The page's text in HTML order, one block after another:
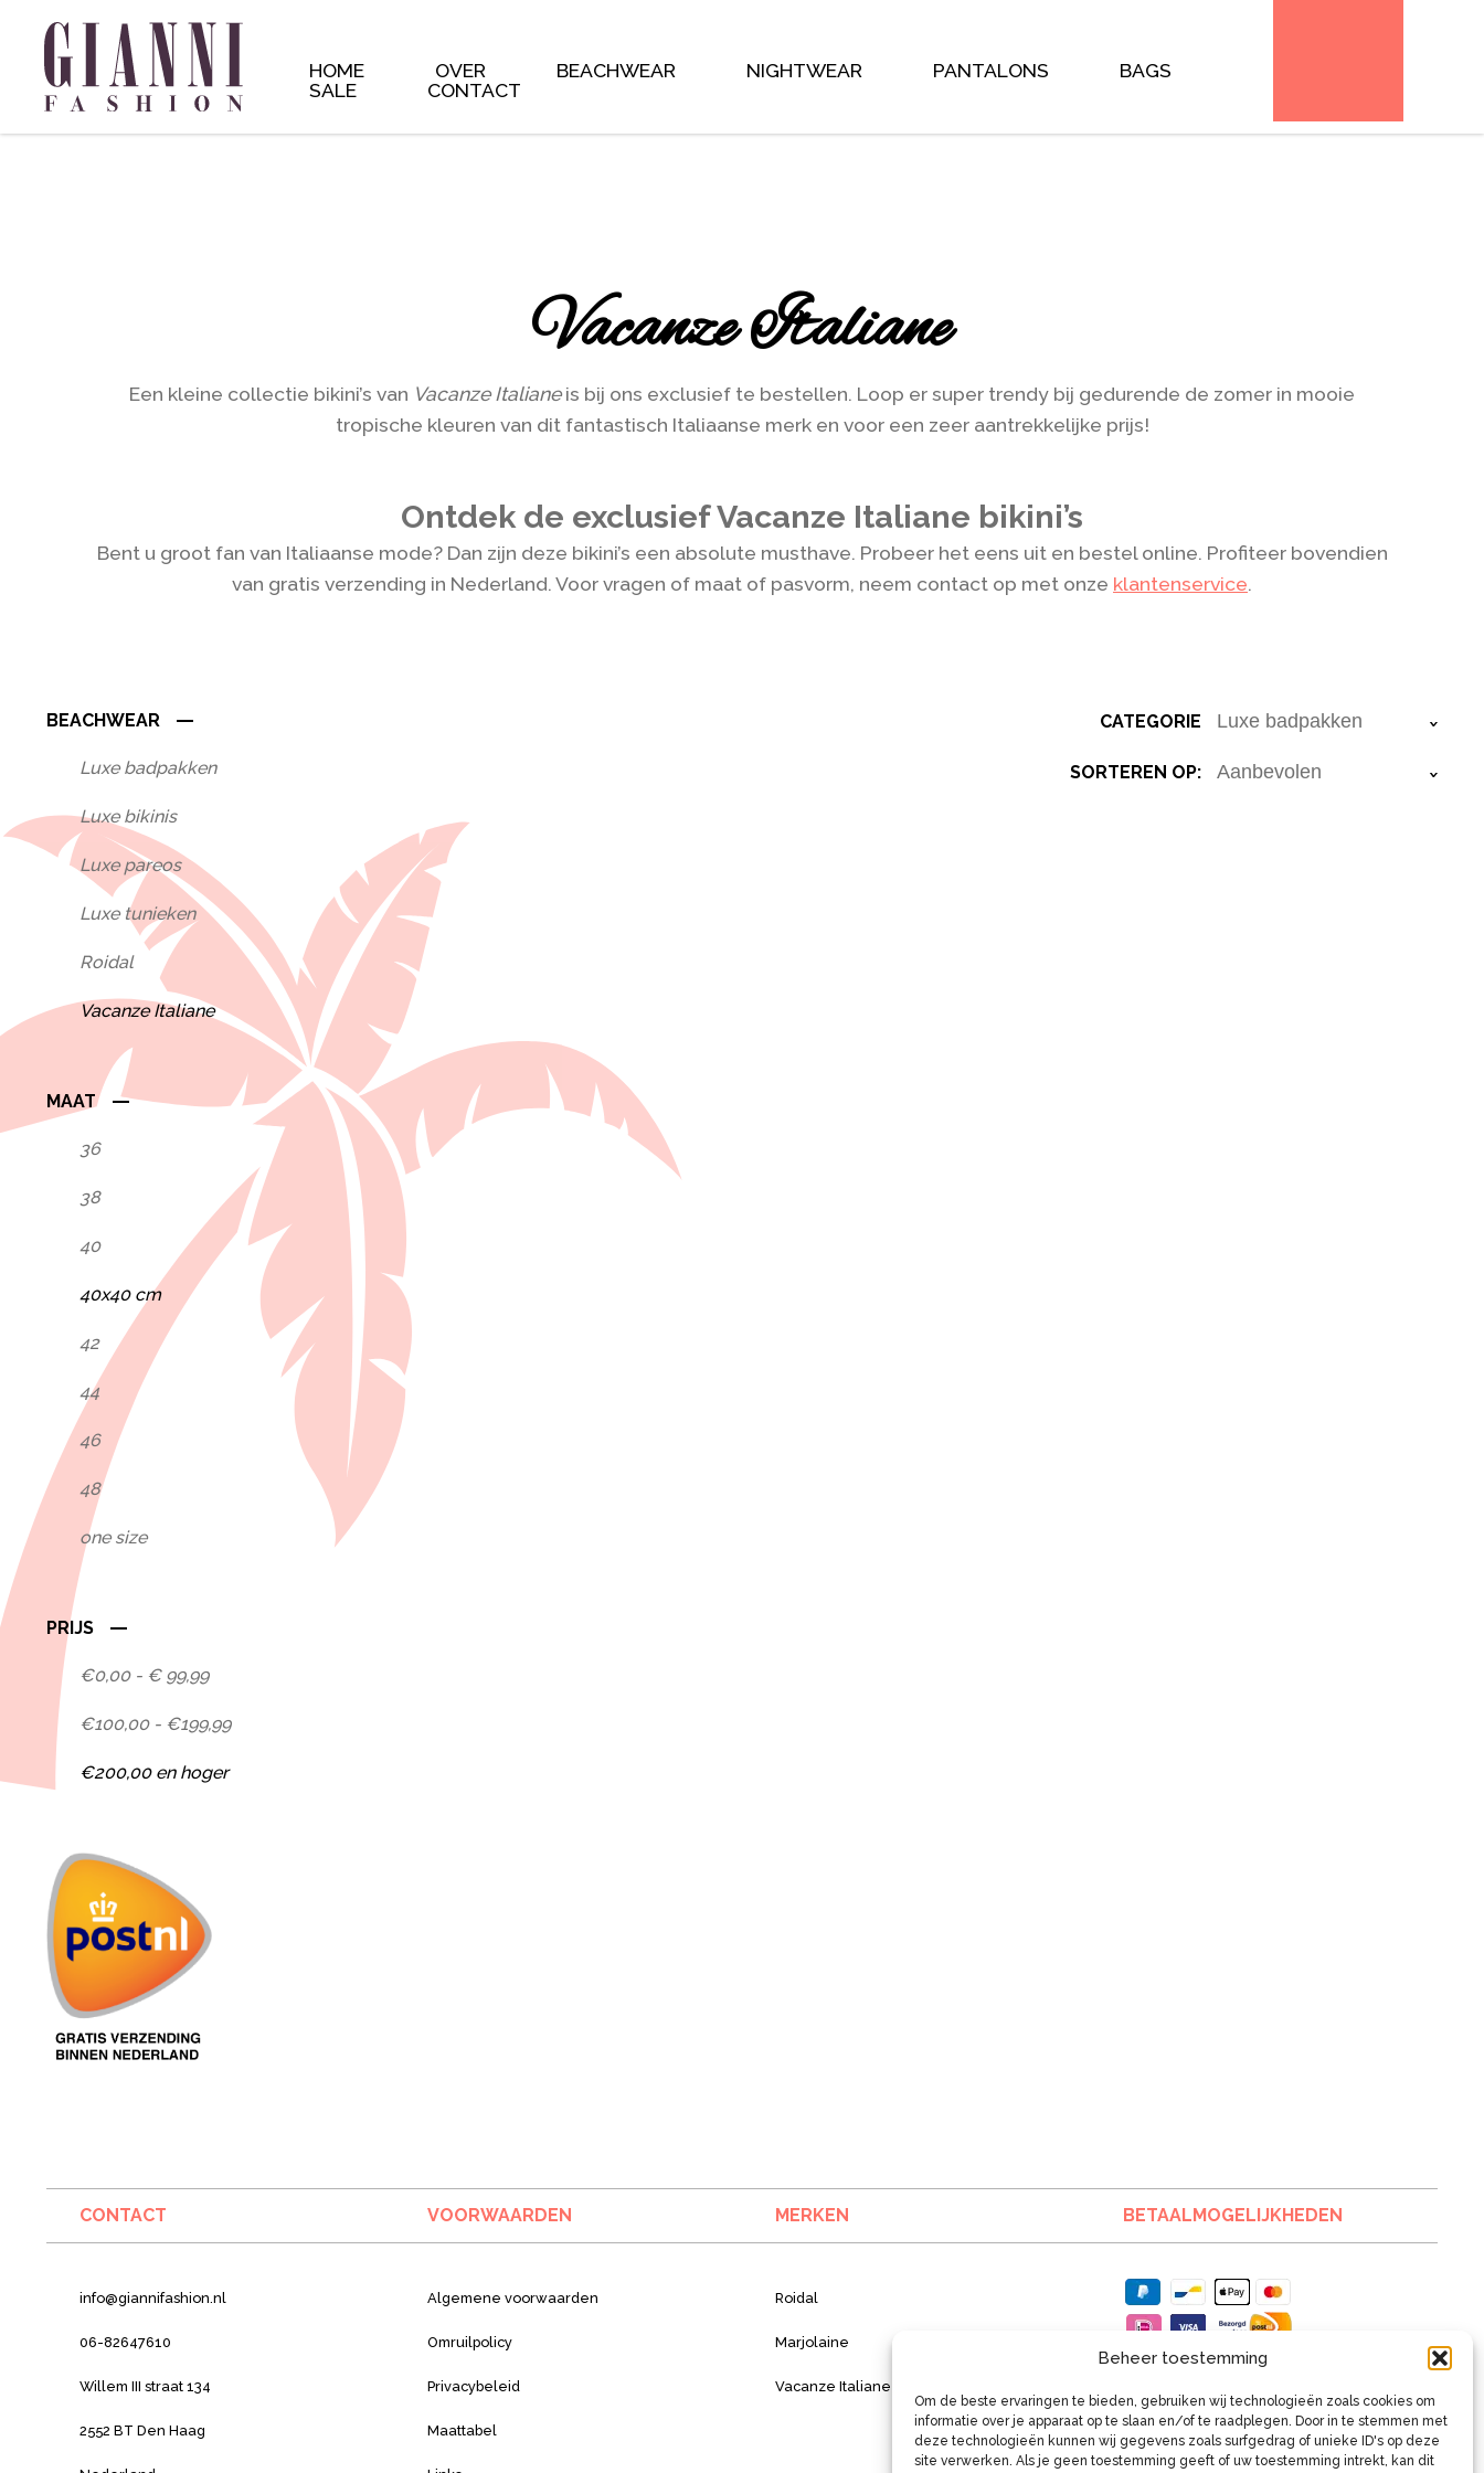
Beheer toestemming
Om de beste ervaringen te bieden, gebruiken wij technologieën zoals cookies om
informatie over je apparaat op te slaan en/of te raadplegen. Door in te stemmen met
deze technologieën kunnen wij gegevens zoals surfgedrag of unieke ID's op deze
site verwerken. Als je geen toestemming geeft of uw toestemming intrekt, kan dit
yourtheme/woocommerce/archive-product.php. * * HOWEVER, on occasion WooCommerce will need to update template files and you * (the theme developer) will need to copy
the new files to your theme to * maintain compatibility. We try to do this as little as possible, but it does * happen. When this occurs the version of the template file will be bumped
and * the readme will list any important changes. * * @see https://woocommerce.com/document/template-structure/ * @package WooCommerce\Templates * @version 8.6.0 */
HOME OVER BEACHWEAR NIGHTWEAR PANTALONS
BAGS
SALE
CONTACT
Vacanze Italiane
Een kleine collectie bikini’s van Vacanze Italianeis bij ons exclusief te bestellen. Loop er super trendy bij gedurende de zomer in mooie
tropische kleuren van dit fantastisch Italiaanse merk en voor een zeer aantrekkelijke prijs!
Ontdek de exclusief Vacanze Italiane bikini’s
Bent u groot fan van Italiaanse mode? Dan zijn deze bikini’s een absolute musthave. Probeer het eens uit en bestel online. Profiteer bovendien
van gratis verzending in Nederland. Voor vragen of maat of pasvorm, neem contact op met onze klantenservice.
BEACHWEAR
Luxe badpakken
Luxe bikinis
Luxe pareos
Luxe tunieken
Roidal
Vacanze Italiane
MAAT
36
38
40
40x40 cm
42
44
46
48
one size
PRIJS
€0,00 - € 99,99
€100,00 - €199,99
€200,00 en hoger
CATEGORIE ›
SORTEREN OP: ›
CONTACT
info@giannifashion.nl
06-82647610
Willem III straat 134
2552 BT Den Haag
VOORWAARDEN
Algemene voorwaarden
Omruilpolicy
Privacybeleid
Maattabel
MERKEN
Roidal
Marjolaine
Vacanze Italiane
BETAALMOGELIJKHEDEN